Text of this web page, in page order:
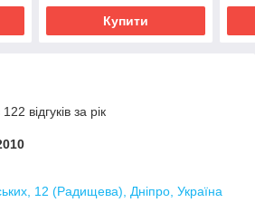
Купити
відгуків за рік
12 (Радищева), Дніпро, Україна